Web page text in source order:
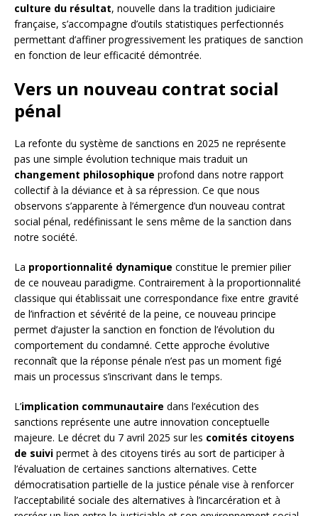
culture du résultat, nouvelle dans la tradition judiciaire
française, s’accompagne d’outils statistiques perfectionnés
permettant d’affiner progressivement les pratiques de sanction
en fonction de leur efficacité démontrée.
Vers un nouveau contrat social
pénal
La refonte du système de sanctions en 2025 ne représente
pas une simple évolution technique mais traduit un
changement philosophique profond dans notre rapport
collectif à la déviance et à sa répression. Ce que nous
observons s’apparente à l’émergence d’un nouveau contrat
social pénal, redéfinissant le sens même de la sanction dans
notre société.
La proportionnalité dynamique constitue le premier pilier
de ce nouveau paradigme. Contrairement à la proportionnalité
classique qui établissait une correspondance fixe entre gravité
de l’infraction et sévérité de la peine, ce nouveau principe
permet d’ajuster la sanction en fonction de l’évolution du
comportement du condamné. Cette approche évolutive
reconnaît que la réponse pénale n’est pas un moment figé
mais un processus s’inscrivant dans le temps.
L’implication communautaire dans l’exécution des
sanctions représente une autre innovation conceptuelle
majeure. Le décret du 7 avril 2025 sur les comités citoyens
de suivi permet à des citoyens tirés au sort de participer à
l’évaluation de certaines sanctions alternatives. Cette
démocratisation partielle de la justice pénale vise à renforcer
l’acceptabilité sociale des alternatives à l’incarcération et à